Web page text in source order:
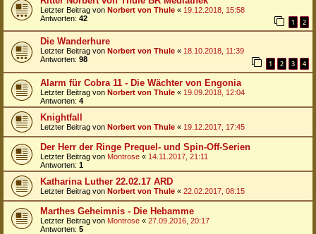
Letzter Beitrag von Norbert von Thule « 19.12.2018, 15:58
Antworten: 42 1 2
Die Wanderhure
Letzter Beitrag von Norbert von Thule « 18.10.2018, 11:39
Antworten: 98 1 2 3 4
Alarm für Cobra 11 - Die Wächter von Engonia
Letzter Beitrag von Norbert von Thule « 19.09.2018, 12:04
Antworten: 4
Knightfall
Letzter Beitrag von Norbert von Thule « 19.12.2017, 17:45
Der Herr der Ringe Prequel- und Spin-Off-Serien
Letzter Beitrag von Montrose « 14.11.2017, 21:11
Antworten: 1
Katharina Luther 22.02.17 ARD
Letzter Beitrag von Norbert von Thule « 22.02.2017, 08:15
Marthes Geheimnis - Die Hebamme
Letzter Beitrag von Montrose « 27.09.2016, 20:17
Antworten: 5